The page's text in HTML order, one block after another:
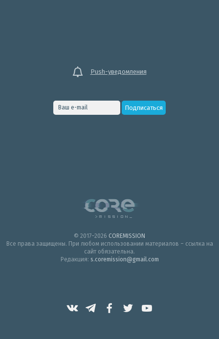
Push-уведомления
© 2017–2026 COREMISSION
Все права защищены. При любом использовании материалов – ссылка на
сайт обязательна.
Редакция: s.coremission@gmail.com